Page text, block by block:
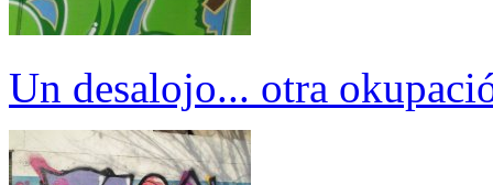
Un desalojo... otra